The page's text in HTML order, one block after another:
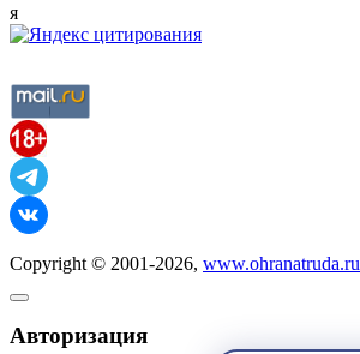
я
Copyright © 2001-2026, www.ohranatruda.ru
Авторизация